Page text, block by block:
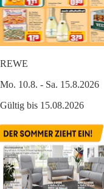
REWE
Mo. 10.8. - Sa. 15.8.2026
Gültig bis 15.08.2026